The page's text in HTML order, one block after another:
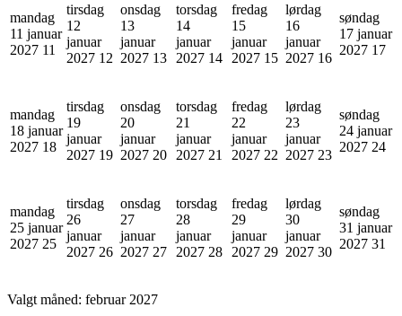
mandag
11 januar
2027 11
tirsdag
12
januar
2027 12
onsdag
13
januar
2027 13
torsdag
14
januar
2027 14
fredag
15
januar
2027 15
lørdag
16
januar
2027 16
søndag
17 januar
2027 17
mandag
18 januar
2027 18
tirsdag
19
januar
2027 19
onsdag
20
januar
2027 20
torsdag
21
januar
2027 21
fredag
22
januar
2027 22
lørdag
23
januar
2027 23
søndag
24 januar
2027 24
mandag
25 januar
2027 25
tirsdag
26
januar
2027 26
onsdag
27
januar
2027 27
torsdag
28
januar
2027 28
fredag
29
januar
2027 29
lørdag
30
januar
2027 30
søndag
31 januar
2027 31
Valgt måned: februar 2027